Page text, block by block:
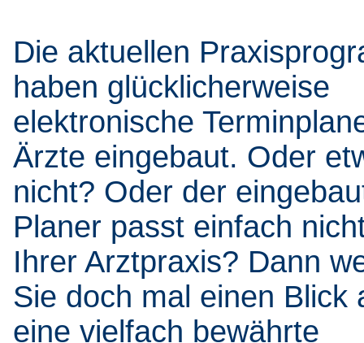
Die aktuellen
haben glücklicherweise
elektronische
Ärzte eingebaut. Oder
nicht? Oder der
Planer passt einfach
Ihrer Arztpraxis? Dann
Sie doch mal einen Blick
eine vielfach bewährte